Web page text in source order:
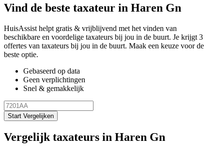
Vind de beste taxateur in Haren Gn
HuisAssist helpt gratis & vrijblijvend met het vinden van
beschikbare en voordelige taxateurs bij jou in de buurt. Je krijgt 3
offertes van taxateurs bij jou in de buurt. Maak een keuze voor de
beste optie.
Gebaseerd op data
Geen verplichtingen
Snel & gemakkelijk
Start Vergelijken
Vergelijk taxateurs in Haren Gn